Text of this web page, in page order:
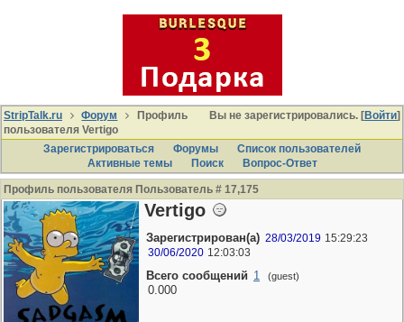
Вы не зарегистрировались. [Войти]
StripTalk.ru Форум
Профиль
пользователя Vertigo
Зарегистрироваться
Форумы
Список пользователей
Активные темы
Поиcк Вопрос-Ответ
Профиль пользователя Пользователь # 17,175
Vertigo
Зарегистрирован(а) 28/03/2019 15:29:23
30/06/2020 12:03:03
Всего сообщений 1 (guest)
0.000